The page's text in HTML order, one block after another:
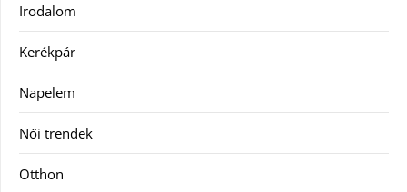
Irodalom
Kerékpár
Napelem
Női trendek
Otthon